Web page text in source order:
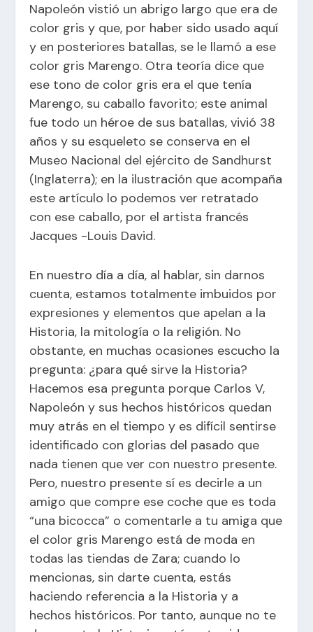
Napoleón vistió un abrigo largo que era de
color gris y que, por haber sido usado aquí
y en posteriores batallas, se le llamó a ese
color gris Marengo. Otra teoría dice que
ese tono de color gris era el que tenía
Marengo, su caballo favorito; este animal
fue todo un héroe de sus batallas, vivió 38
años y su esqueleto se conserva en el
Museo Nacional del ejército de Sandhurst
(Inglaterra); en la ilustración que acompaña
este artículo lo podemos ver retratado
con ese caballo, por el artista francés
Jacques -Louis David.
En nuestro día a día, al hablar, sin darnos
cuenta, estamos totalmente imbuidos por
expresiones y elementos que apelan a la
Historia, la mitología o la religión. No
obstante, en muchas ocasiones escucho la
pregunta: ¿para qué sirve la Historia?
Hacemos esa pregunta porque Carlos V,
Napoleón y sus hechos históricos quedan
muy atrás en el tiempo y es difícil sentirse
identificado con glorias del pasado que
nada tienen que ver con nuestro presente.
Pero, nuestro presente sí es decirle a un
amigo que compre ese coche que es toda
“una bicocca” o comentarle a tu amiga que
el color gris Marengo está de moda en
todas las tiendas de Zara; cuando lo
mencionas, sin darte cuenta, estás
haciendo referencia a la Historia y a
hechos históricos. Por tanto, aunque no te